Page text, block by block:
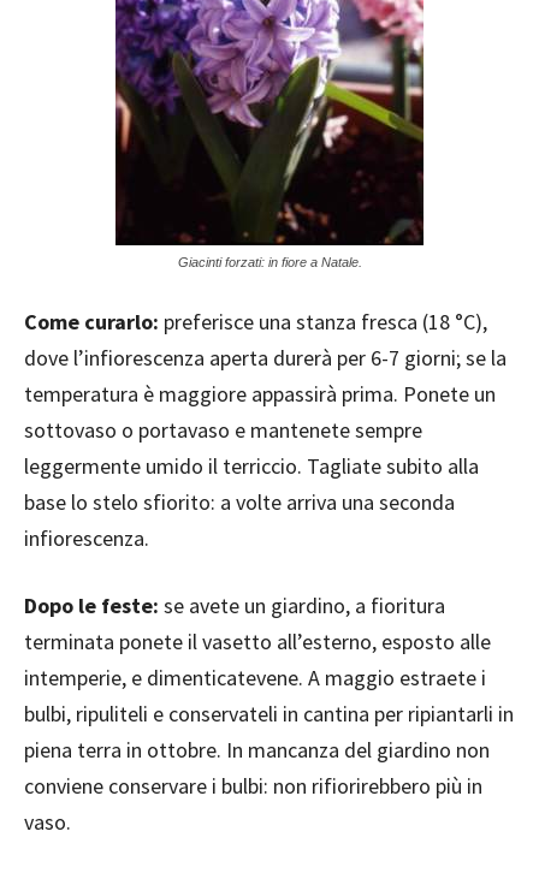
Giacinti forzati: in fiore a Natale.
Come curarlo: preferisce una stanza fresca (18 °C),
dove l’infiorescenza aperta durerà per 6-7 giorni; se la
temperatura è maggiore appassirà prima. Ponete un
sottovaso o portavaso e mantenete sempre
leggermente umido il terriccio. Tagliate subito alla
base lo stelo sfiorito: a volte arriva una seconda
infiorescenza.
Dopo le feste: se avete un giardino, a fioritura
terminata ponete il vasetto all’esterno, esposto alle
intemperie, e dimenticatevene. A maggio estraete i
bulbi, ripuliteli e conservateli in cantina per ripiantarli in
piena terra in ottobre. In mancanza del giardino non
conviene conservare i bulbi: non rifiorirebbero più in
vaso.